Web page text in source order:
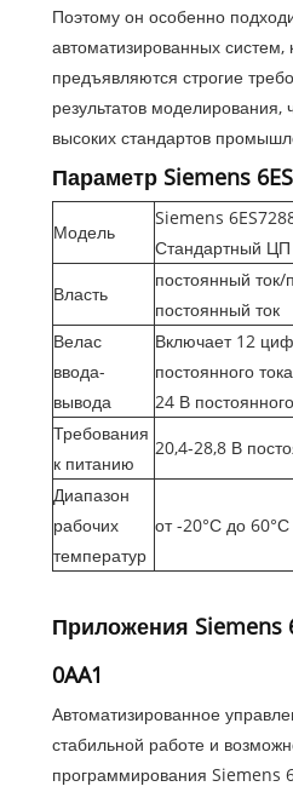
Поэтому он особенно
автоматизированных систем,
предъявляются строгие
результатов моделирования,
высоких стандартов
Параметр Siemens
Модель
Siemens
Стандартный ЦП
Власть
постоянный ток/
постоянный ток
Велас
ввода-
вывода
Включает 12
постоянного
24 В
Требования
к питанию
20,4-28,8 В
Диапазон
рабочих
температур
от -20°С до 60°С
Приложения Siemens
0AA1
Автоматизированное
стабильной работе и
программирования Siemens